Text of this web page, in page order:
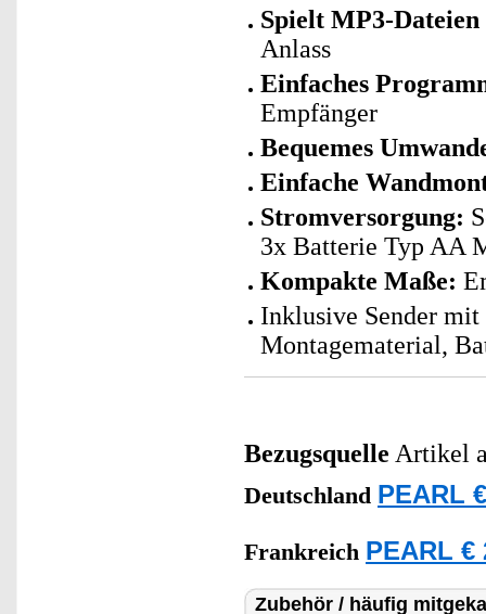
Spielt MP3-Dateien
Anlass
Einfaches
Empfänger
Bequemes
Einfache
Stromversorgung:
3x Batterie Typ AA
Kompakte Maße:
Inklusive Sender
Montagematerial,
Bezugsquelle Artikel
Deutschland PEARL
Frankreich PEARL €
Zubehör / häufig